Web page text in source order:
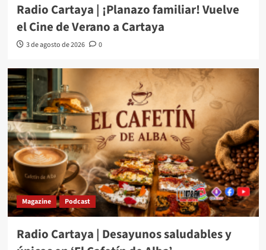
Radio Cartaya | ¡Planazo familiar! Vuelve
el Cine de Verano a Cartaya
3 de agosto de 2026 0
Magazine Podcast
Radio Cartaya | Desayunos saludables y